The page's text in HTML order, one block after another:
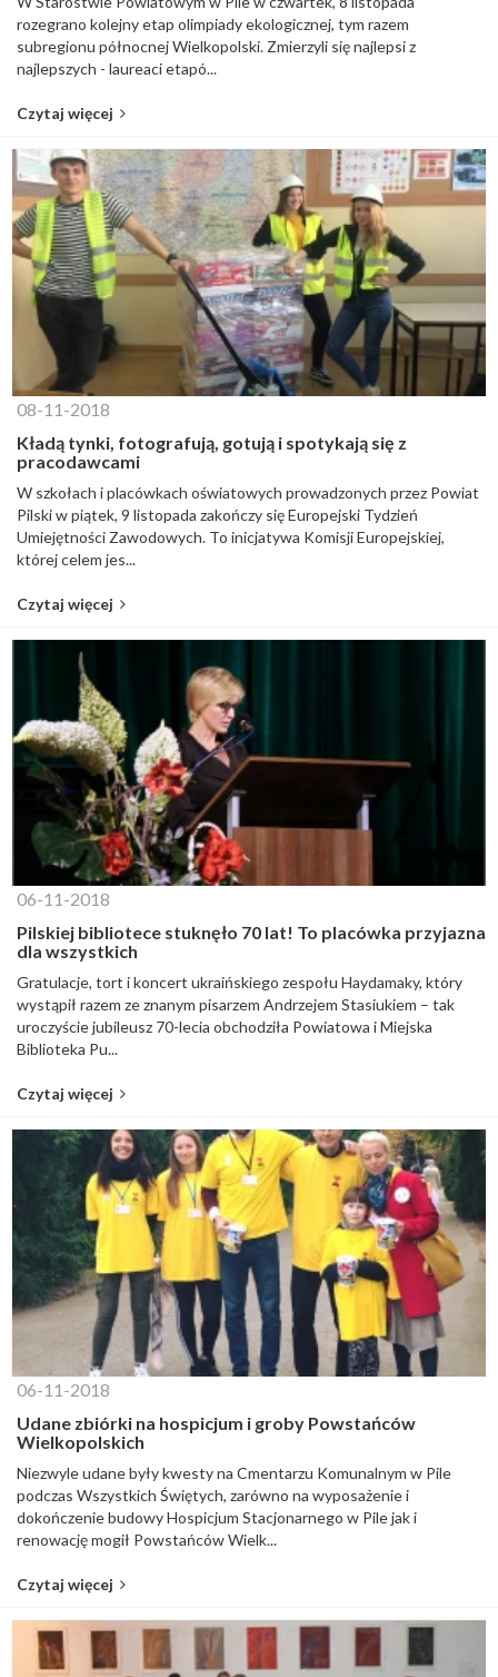
rozegrano kolejny etap olimpiady ekologicznej, tym razem
subregionu północnej Wielkopolski. Zmierzyli się najlepsi z
najlepszych - laureaci etapó...
Czytaj więcej
08-11-2018
Kładą tynki, fotografują, gotują i spotykają się z
pracodawcami
W szkołach i placówkach oświatowych prowadzonych przez Powiat
Pilski w piątek, 9 listopada zakończy się Europejski Tydzień
Umiejętności Zawodowych. To inicjatywa Komisji Europejskiej,
której celem jes...
Czytaj więcej
06-11-2018
Pilskiej bibliotece stuknęło 70 lat! To placówka przyjazna
dla wszystkich
Gratulacje, tort i koncert ukraińskiego zespołu Haydamaky, który
wystąpił razem ze znanym pisarzem Andrzejem Stasiukiem – tak
uroczyście jubileusz 70-lecia obchodziła Powiatowa i Miejska
Biblioteka Pu...
Czytaj więcej
06-11-2018
Udane zbiórki na hospicjum i groby Powstańców
Wielkopolskich
Niezwyle udane były kwesty na Cmentarzu Komunalnym w Pile
podczas Wszystkich Świętych, zarówno na wyposażenie i
dokończenie budowy Hospicjum Stacjonarnego w Pile jak i
renowację mogił Powstańców Wielk...
Czytaj więcej